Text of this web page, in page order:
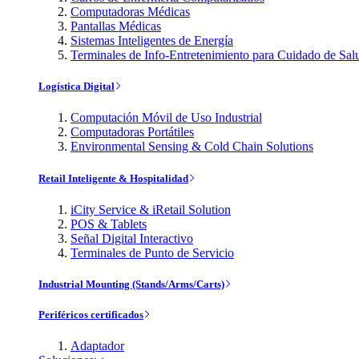
Computadoras Médicas
Pantallas Médicas
Sistemas Inteligentes de Energía
Terminales de Info-Entretenimiento para Cuidado de
Logística Digital
Computación Móvil de Uso Industrial
Computadoras Portátiles
Environmental Sensing & Cold Chain Solutions
Retail Inteligente & Hospitalidad
iCity Service & iRetail Solution
POS & Tablets
Señal Digital Interactivo
Terminales de Punto de Servicio
Industrial Mounting (Stands/Arms/Carts)
Periféricos certificados
Adaptador